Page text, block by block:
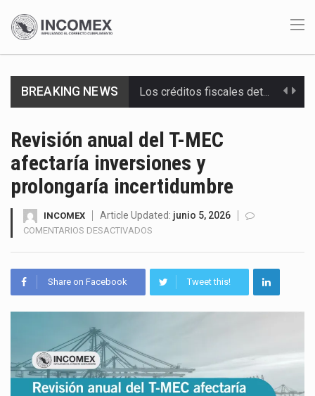
BREAKING NEWS
Los créditos fiscales determinados a empresas IMMEX rara vez nacen de una interpretación equivocada de…
La industria automotriz mexicana concentra más de la mitad de las quejas bajo el Mecanismo…
La industria manufacturera de exportación afiliada a Index en Nuevo León ha alcanzado hasta 10%…
Revisión anual del T-MEC
afectaría inversiones y
prolongaría incertidumbre
INCOMEX Article Updated: junio 5, 2026
COMENTARIOS DESACTIVADOS
PROLONGARÍA
INCERTIDUMBRE
Share on Facebook Tweet this!